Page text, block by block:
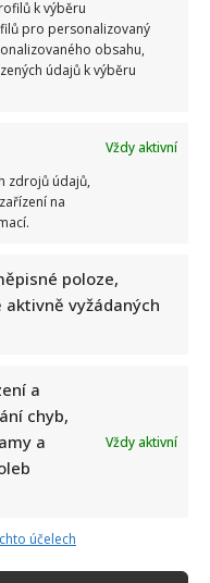
k výběru
pro personalizovaný
obsahu,
údajů k výběru
Vždy aktivní
zdrojů údajů,
na
poloze,
vyžádaných
a
chyb,
a
Vždy aktivní
účelech